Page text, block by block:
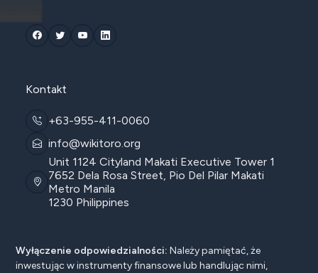
Kontakt
+63-955-411-0060
info@wikitoro.org
Unit 1124 Cityland Makati Executive Tower 1
7652 Dela Rosa Street, Pio Del Pilar Makati
Metro Manila
1230 Philippines
Wyłączenie odpowiedzialności: Należy pamiętać, że
inwestując w instrumenty finansowe lub handlując nimi,